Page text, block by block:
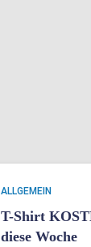
ALLGEMEIN
T-Shirt
diese Woche